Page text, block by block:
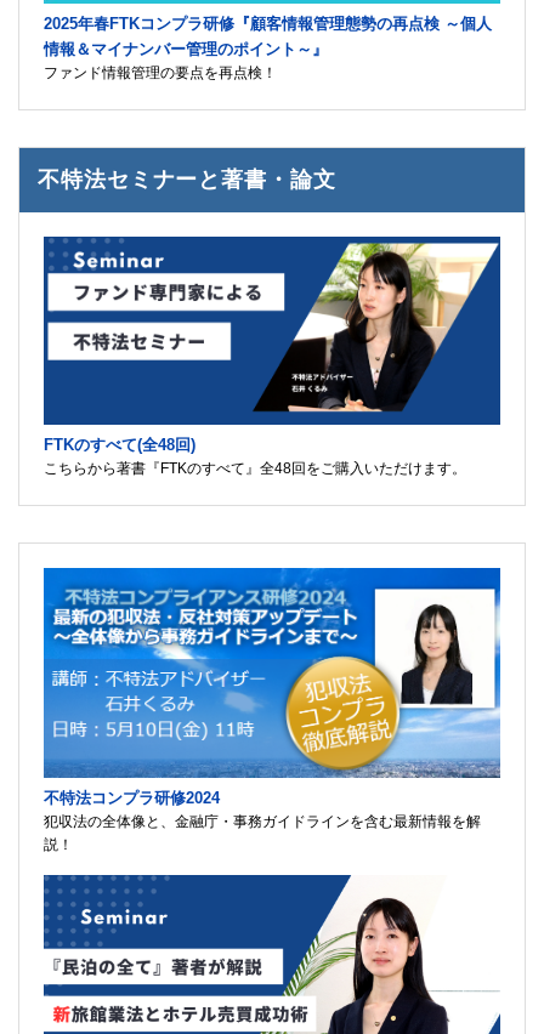
2025年春FTKコンプラ研修『顧客情報管理態勢の再点検 ～個人
情報＆マイナンバー管理のポイント～』
ファンド情報管理の要点を再点検！
不特法セミナーと著書・論文
FTKのすべて(全48回)
こちらから著書『FTKのすべて』全48回をご購入いただけます。
不特法コンプラ研修2024
犯収法の全体像と、金融庁・事務ガイドラインを含む最新情報を解
説！